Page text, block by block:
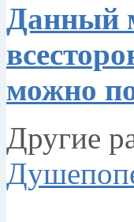
Данный
можно
Другие